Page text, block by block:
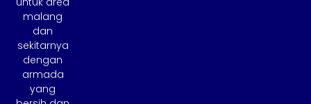
malang
dan
sekitarnya
dengan
armada
yang